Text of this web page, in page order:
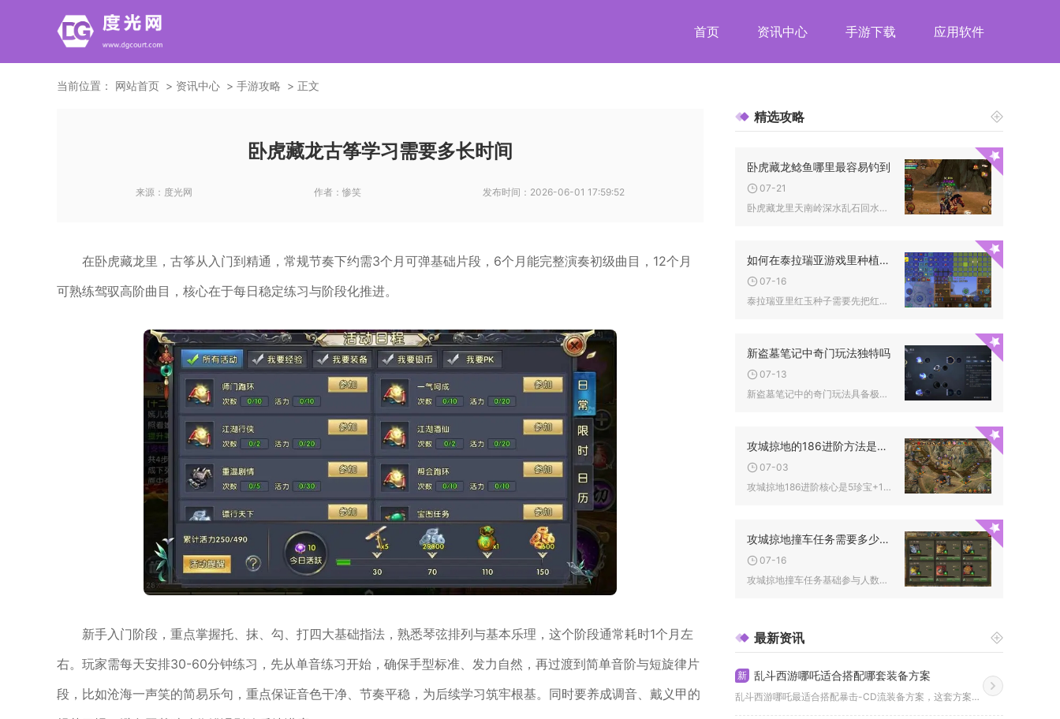
首页 资讯中心 手游下载 应用软件
当前位置： 网站首页 资讯中心 手游攻略 正文
卧虎藏龙古筝学习需要多长时间
来源： 度光网 作者： 惨笑 发布时间： 2026-06-01 17:59:52
在卧虎藏龙里，古筝从入门到精通，常规节奏下约需3个月可弹基础片段，6个月能完整演奏初级曲目，12个月
可熟练驾驭高阶曲目，核心在于每日稳定练习与阶段化推进。
新手入门阶段，重点掌握托、抹、勾、打四大基础指法，熟悉琴弦排列与基本乐理，这个阶段通常耗时1个月左
右。玩家需每天安排30-60分钟练习，先从单音练习开始，确保手型标准、发力自然，再过渡到简单音阶与短旋律片
段，比如沧海一声笑的简易乐句，重点保证音色干净、节奏平稳，为后续学习筑牢根基。同时要养成调音、戴义甲的
精选攻略
卧虎藏龙鲶鱼哪里最容易钓到
07-21
卧虎藏龙里天南岭深水乱石回水湾是鲶鱼刷新密度最高、最容易钓获...
如何在泰拉瑞亚游戏里种植红玉种子
07-16
泰拉瑞亚里红玉种子需要先把红玉和橡果在工作台合成为红玉宝石树...
新盗墓笔记中奇门玩法独特吗
07-13
新盗墓笔记中的奇门玩法具备极高独特性，区别于同类盗墓题材网游...
攻城掠地的186进阶方法是什么
07-03
攻城掠地186进阶核心是5珍宝+120级神兵+5觉醒武将+专...
攻城掠地撞车任务需要多少人参与
07-16
攻城掠地撞车任务基础参与人数为3人，标准高效配置8-12人，...
最新资讯
新 乱斗西游哪吒适合搭配哪套装备方案
乱斗西游哪吒最适合搭配暴击-CD流装备方案，这套方案以暴击为...